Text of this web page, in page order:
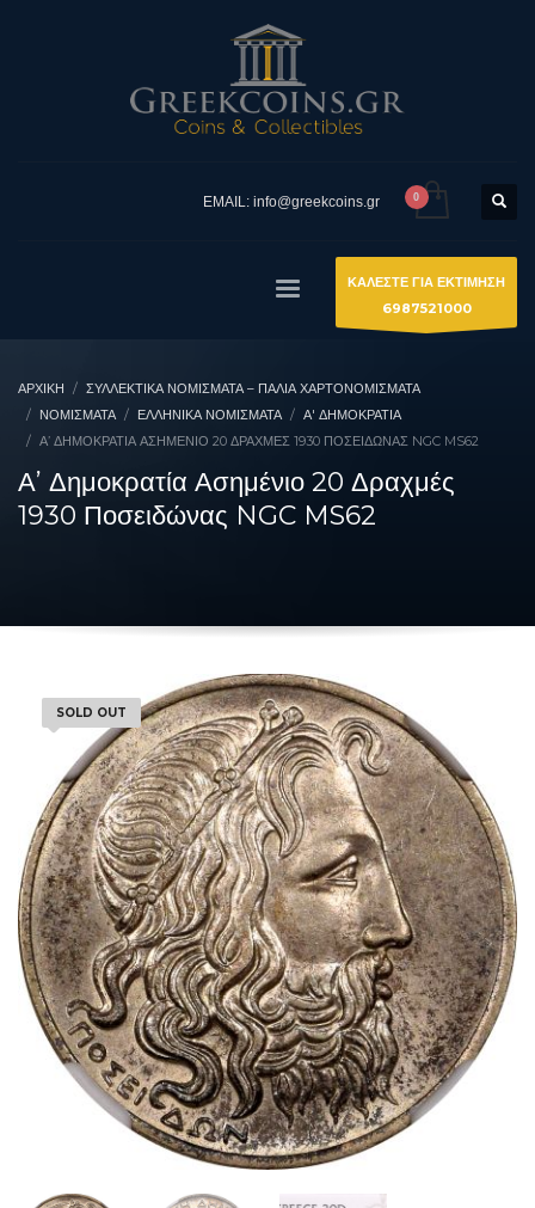
EMAIL: info@greekcoins.gr
ΚΑΛΕΣΤΕ ΓΙΑ ΕΚΤΙΜΗΣΗ
6987521000
ΑΡΧΙΚΉ
ΣΥΛΛΕΚΤΙΚΆ ΝΟΜΊΣΜΑΤΑ – ΠΑΛΙΆ ΧΑΡΤΟΝΟΜΊΣΜΑΤΑ
ΝΟΜΙΣΜΑΤΑ
ΕΛΛΗΝΙΚΆ ΝΟΜΊΣΜΑΤΑ
Α' ΔΗΜΟΚΡΑΤΊΑ
Α’ ΔΗΜΟΚΡΑΤΊΑ ΑΣΗΜΈΝΙΟ 20 ΔΡΑΧΜΈΣ 1930 ΠΟΣΕΙΔΏΝΑΣ NGC MS62
Α’ Δημοκρατία Ασημένιο 20 Δραχμές
1930 Ποσειδώνας NGC MS62
SOLD OUT